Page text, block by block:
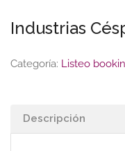
Industrias
Categoría: Listeo
Descripción